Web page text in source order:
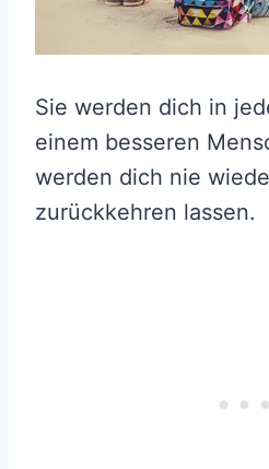
Sie werden dich in
einem besseren
werden dich nie
zurückkehren lassen.